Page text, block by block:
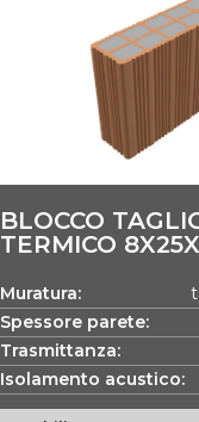
BLOCCO
TERMICO
Muratura:
Spessore parete:
Trasmittanza:
Isolamento acustico: